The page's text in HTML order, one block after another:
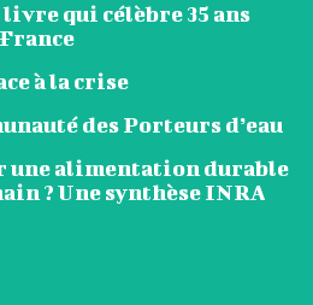
qui célèbre 35 ans
à la crise
des Porteurs d’eau
une alimentation durable
? Une synthèse INRA